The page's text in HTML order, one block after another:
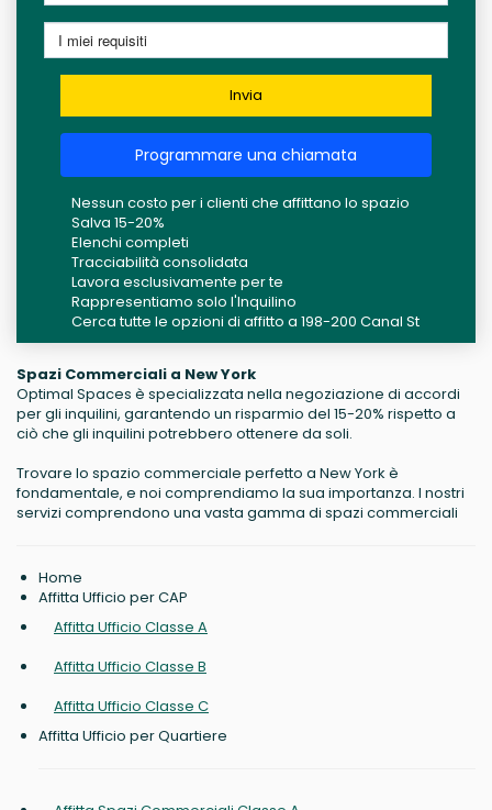
Invia
Programmare una chiamata
Nessun costo per i clienti che affittano lo spazio
Salva 15-20%
Elenchi completi
Tracciabilità consolidata
Lavora esclusivamente per te
Rappresentiamo solo l'Inquilino
Cerca tutte le opzioni di affitto a 198-200 Canal St
Spazi Commerciali a New York
Optimal Spaces è specializzata nella negoziazione di accordi
per gli inquilini, garantendo un risparmio del 15-20% rispetto a
ciò che gli inquilini potrebbero ottenere da soli.
Trovare lo spazio commerciale perfetto a New York è
fondamentale, e noi comprendiamo la sua importanza. I nostri
servizi comprendono una vasta gamma di spazi commerciali
Home
Affitta Ufficio per CAP
Affitta Ufficio Classe A
Affitta Ufficio Classe B
Affitta Ufficio Classe C
Affitta Ufficio per Quartiere